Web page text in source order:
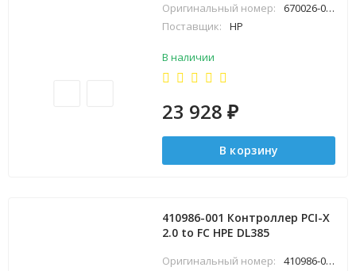
Оригинальный номер:
670026-001
Поставщик:
HP
В наличии
23 928₽
В корзину
410986-001 Контроллер PCI-X
2.0 to FC HPE DL385
Оригинальный номер:
410986-001